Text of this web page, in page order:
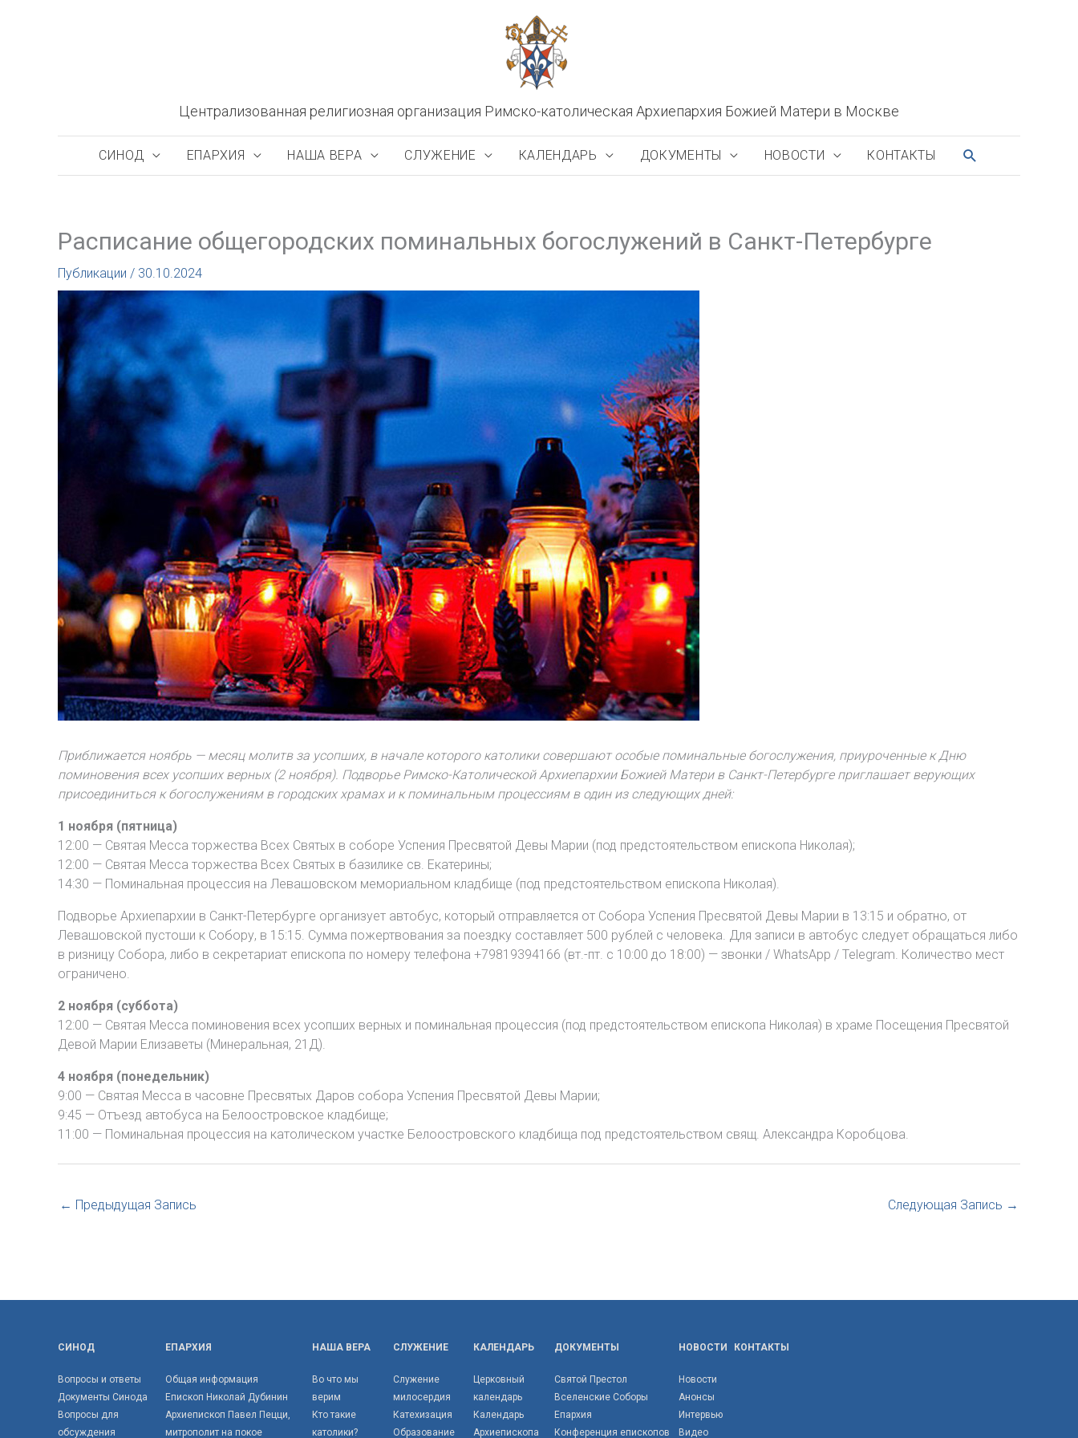
Централизованная религиозная организация Римско-католическая Архиепархия Божией Матери в Москве
СИНОД ЕПАРХИЯ НАША ВЕРА СЛУЖЕНИЕ КАЛЕНДАРЬ ДОКУМЕНТЫ НОВОСТИ КОНТАКТЫ ПОИСК
Расписание общегородских поминальных богослужений в Санкт-Петербурге
Публикации / 30.10.2024
Приближается ноябрь — месяц молитв за усопших, в начале которого католики совершают особые поминальные богослужения, приуроченные к Дню
поминовения всех усопших верных (2 ноября). Подворье Римско-Католической Архиепархии Божией Матери в Санкт-Петербурге приглашает верующих
присоединиться к богослужениям в городских храмах и к поминальным процессиям в один из следующих дней:
1 ноября (пятница)
12:00 — Святая Месса торжества Всех Святых в соборе Успения Пресвятой Девы Марии (под предстоятельством епископа Николая);
12:00 — Святая Месса торжества Всех Святых в базилике св. Екатерины;
14:30 — Поминальная процессия на Левашовском мемориальном кладбище (под предстоятельством епископа Николая).
Подворье Архиепархии в Санкт-Петербурге организует автобус, который отправляется от Собора Успения Пресвятой Девы Марии в 13:15 и обратно, от
Левашовской пустоши к Собору, в 15:15. Сумма пожертвования за поездку составляет 500 рублей с человека. Для записи в автобус следует обращаться либо
в ризницу Собора, либо в секретариат епископа по номеру телефона +79819394166 (вт.-пт. с 10:00 до 18:00) — звонки / WhatsApp / Telegram. Количество мест
ограничено.
2 ноября (суббота)
12:00 — Святая Месса поминовения всех усопших верных и поминальная процессия (под предстоятельством епископа Николая) в храме Посещения Пресвятой
Девой Марии Елизаветы (Минеральная, 21Д).
4 ноября (понедельник)
9:00 — Святая Месса в часовне Пресвятых Даров собора Успения Пресвятой Девы Марии;
9:45 — Отъезд автобуса на Белоостровское кладбище;
11:00 — Поминальная процессия на католическом участке Белоостровского кладбища под предстоятельством свящ. Александра Коробцова.
← Предыдущая Запись Следующая Запись →
СИНОД
Вопросы и ответы
Документы Синода
Вопросы для
обсуждения
ЕПАРХИЯ
Общая информация
Епископ Николай Дубинин
Архиепископ Павел Пецци,
митрополит на покое
НАША ВЕРА
Во что мы
верим
Кто такие
католики?
СЛУЖЕНИЕ
Служение
милосердия
Катехизация
Образование
КАЛЕНДАРЬ
Церковный
календарь
Календарь
Архиепископа
ДОКУМЕНТЫ
Святой Престол
Вселенские Соборы
Епархия
Конференция епископов
НОВОСТИ
Новости
Анонсы
Интервью
Видео
КОНТАКТЫ